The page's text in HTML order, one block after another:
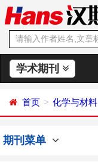
学术期刊
首页 化学与材料
期刊菜单